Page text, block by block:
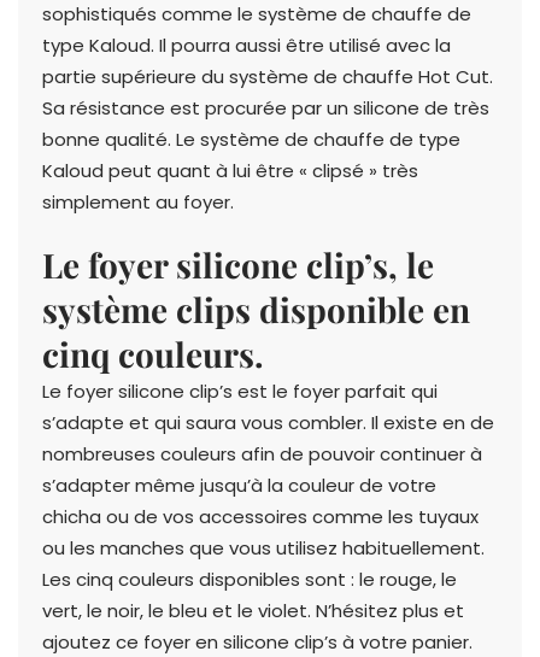
sophistiqués comme le système de chauffe de
type Kaloud. Il pourra aussi être utilisé avec la
partie supérieure du système de chauffe Hot Cut.
Sa résistance est procurée par un silicone de très
bonne qualité. Le système de chauffe de type
Kaloud peut quant à lui être « clipsé » très
simplement au foyer.
Le foyer silicone clip’s, le
système clips disponible en
cinq couleurs.
Le foyer silicone clip’s est le foyer parfait qui
s’adapte et qui saura vous combler. Il existe en de
nombreuses couleurs afin de pouvoir continuer à
s’adapter même jusqu’à la couleur de votre
chicha ou de vos accessoires comme les tuyaux
ou les manches que vous utilisez habituellement.
Les cinq couleurs disponibles sont : le rouge, le
vert, le noir, le bleu et le violet. N’hésitez plus et
ajoutez ce foyer en silicone clip’s à votre panier.